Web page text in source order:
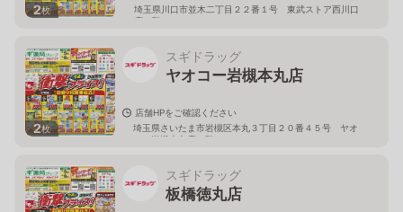
2枚
埼玉県川口市並木二丁目２２番１号 東武ストア西川口
店２階
2枚
スギドラッグ
ヤオコー岩槻本丸店
店舗HPをご確認ください
埼玉県さいたま市岩槻区本丸３丁目２０番４５号 ヤオ
コー岩槻本丸店２階
スギドラッグ
板橋徳丸店